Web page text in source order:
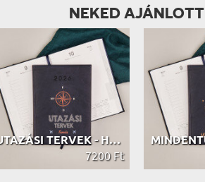
NEKED AJÁNLOTT
UTAZÁSI TERVEK - HATÁRIDŐNAPLÓ
7200 Ft